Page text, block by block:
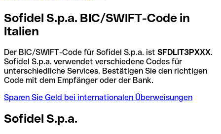
Sofidel S.p.a. BIC/SWIFT-Code in
Italien
Der BIC/SWIFT-Code für Sofidel S.p.a. ist SFDLIT3PXXX.
Sofidel S.p.a. verwendet verschiedene Codes für
unterschiedliche Services. Bestätigen Sie den richtigen
Code mit dem Empfänger oder der Bank.
Sparen Sie Geld bei internationalen Überweisungen
Sofidel S.p.a.